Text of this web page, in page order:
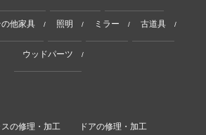
の他家具 / 照明 / ミラー / 古道具 /
ウッドパーツ /
の修理・加工 ドアの修理・加工